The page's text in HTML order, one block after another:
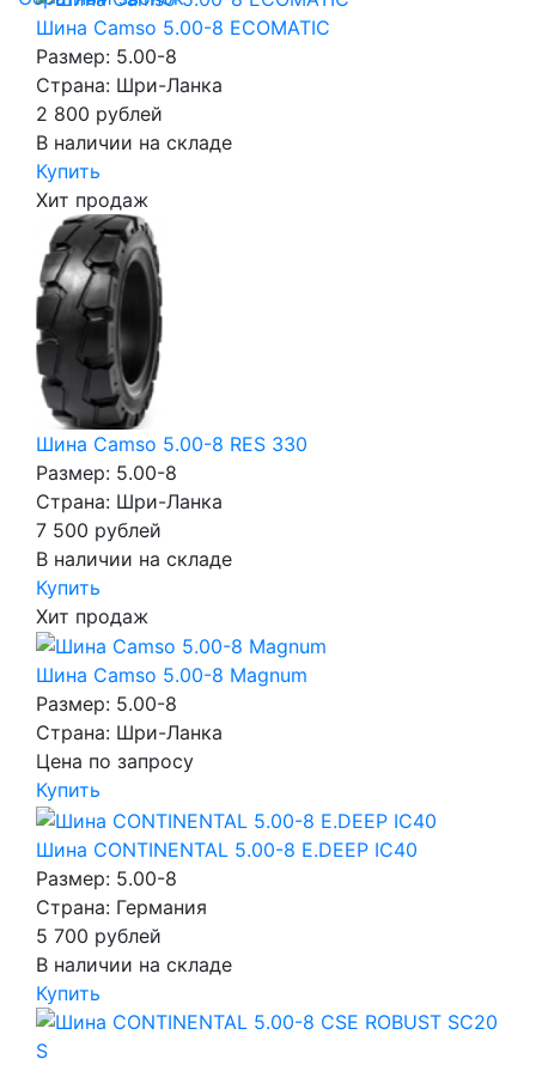
Шина Camso 5.00-8 ECOMATIC
Размер: 5.00-8
Страна: Шри-Ланка
2 800 рублей
В наличии на складе
Купить
Хит продаж
Шина Camso 5.00-8 RES 330
Размер: 5.00-8
Страна: Шри-Ланка
7 500 рублей
В наличии на складе
Купить
Хит продаж
Шина Camso 5.00-8 Magnum
Размер: 5.00-8
Страна: Шри-Ланка
Цена по запросу
Купить
Шина CONTINENTAL 5.00-8 E.DEEP IC40
Размер: 5.00-8
Страна: Германия
5 700 рублей
В наличии на складе
Купить